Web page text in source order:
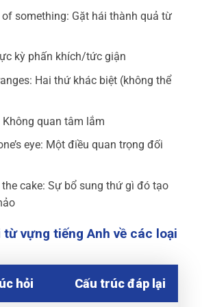
something: Gặt hái thành quả từ
kỳ phấn khích/tức giận
Hai thứ khác biệt (không thể
Không quan tâm lắm
eye: Một điều quan trọng đối
cake: Sự bổ sung thứ gì đó tạo
từ vựng tiếng Anh về các loại
hỏi Cấu trúc đáp lại